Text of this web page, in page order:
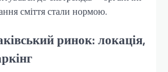
сміття стали нормою.
ринок: локація,